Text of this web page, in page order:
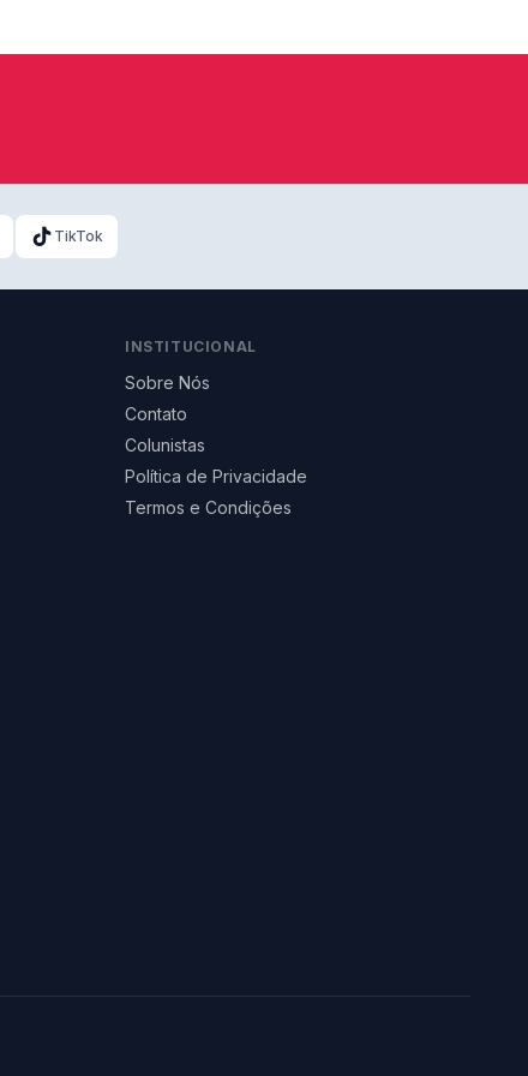
TikTok
INSTITUCIONAL
Sobre Nós
Contato
Colunistas
Política de Privacidade
Termos e Condições